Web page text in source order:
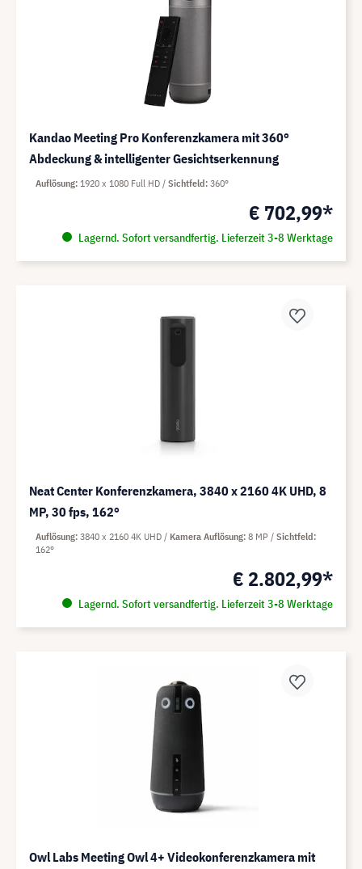
Kandao Meeting Pro Konferenzkamera mit 360°
Abdeckung & intelligenter Gesichtserkennung
€ 702,99*
Lagernd. Sofort versandfertig. Lieferzeit 3-8 Werktage
Auflösung 1920 x 1080 Full HD Sichtfeld 360°
Neat Center Konferenzkamera, 3840 x 2160 4K UHD, 8
MP, 30 fps, 162°
€ 2.802,99*
Lagernd. Sofort versandfertig. Lieferzeit 3-8 Werktage
Auflösung 3840 x 2160 4K UHD Kamera Auflösung 8 MP
Sichtfeld
162°
Owl Labs Meeting Owl 4+ Videokonferenzkamera mit